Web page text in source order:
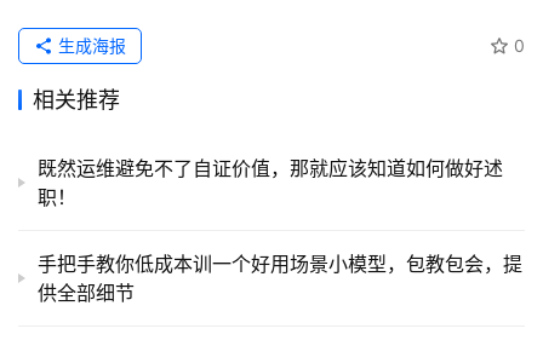
0
生成海报
相关推荐
既然运维避免不了自证价值，那就应该知道如何做好述
职！
手把手教你低成本训一个好用场景小模型，包教包会，提
供全部细节